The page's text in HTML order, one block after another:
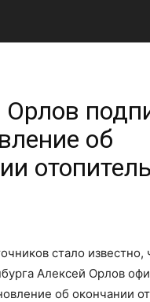
Орлов
об
стало известно,
Алексей Орлов
об окончании